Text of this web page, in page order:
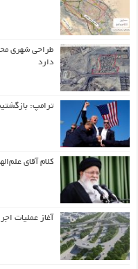
دارد
ترامپ:
کلام آقای
آغاز عملیات